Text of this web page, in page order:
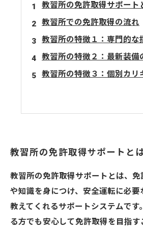
教習所の免許取得サポート
教習所での免許取得の流れ
教習所の特徴１：専門的な
教習所の特徴２：最新装備
教習所の特徴３：個別カリ
教習所の免許取得サポートと
教習所の免許取得サポートとは、
や知識を身につけ、安全運転に必要
教えてくれるサポートシステムです
る方でも安心して免許取得を目指す